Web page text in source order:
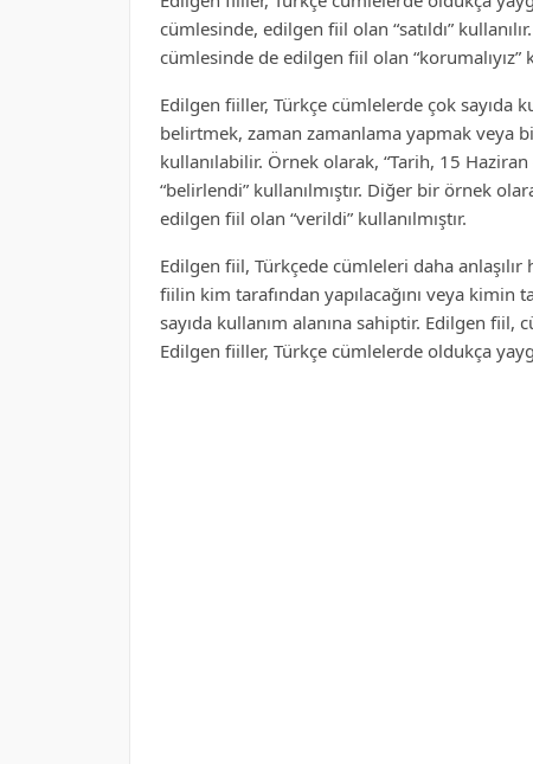
cümlesinde, edilgen fiil olan “satıldı”
cümlesinde de edilgen fiil olan “korumalıyız”
Edilgen fiiller, Türkçe cümlelerde çok sayıda
belirtmek, zaman zamanlama yapmak veya
kullanılabilir. Örnek olarak, “Tarih, 15
“belirlendi” kullanılmıştır. Diğer bir örnek
edilgen fiil olan “verildi” kullanılmıştır.
Edilgen fiil, Türkçede cümleleri daha
fiilin kim tarafından yapılacağını veya kimin
sayıda kullanım alanına sahiptir. Edilgen fiil,
Edilgen fiiller, Türkçe cümlelerde oldukça